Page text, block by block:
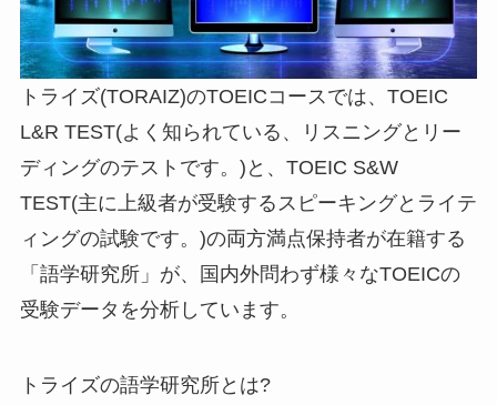
トライズ(TORAIZ)のTOEICコースでは、 TOEIC
L&R TEST(よく知られている、リスニングとリー
ディングのテストです。)と、 TOEIC S&W
TEST(主に上級者が受験するスピーキングとライテ
ィングの試験です。)の両方満点保持者が在籍する
「語学研究所」 が、国内外問わず様々なTOEICの
受験データを分析しています。
トライズの語学研究所とは?